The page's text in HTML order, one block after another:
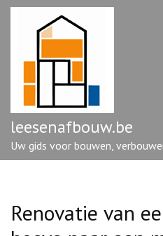
Ga
enter)
leesenafbouw.be
Uw gids voor bouwen,
Renovatie van